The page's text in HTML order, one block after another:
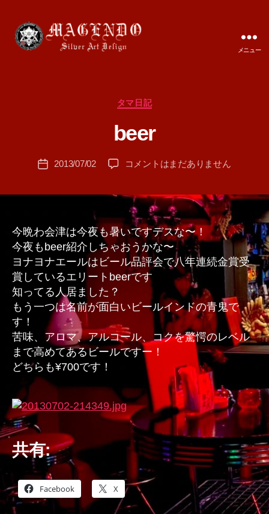
メニュー
カ
ゴ
リ
タマ日記
beer
T
A
投
2013/07/02
beer
コメントはまだありません
今晩わ会津は今夜も暑いですデスな〜！
今夜もbeer紹介しちゃおうかな〜
ヨナヨナエールはビール品評会で八年連続金賞受
賞しているエリートbeerです
知ってる人居ました？
もう一つは名前が面白いビールインドの青鬼で
す！
苦味、アロマ、アルコール、コクを驚愕のレベル
まで高めてあるビールですー！
どちらも¥700です！
共有:
Facebook X